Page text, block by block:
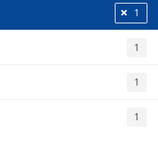
1
1
1
1